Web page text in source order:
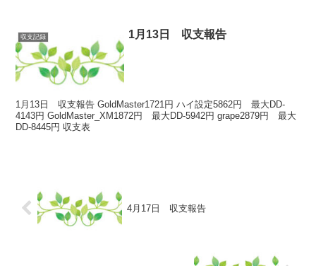
収支記録 1月13日 収支報告
1月13日 収支報告 GoldMaster1721円 ハイ設定5862円 最大DD-
4143円 GoldMaster_XM1872円 最大DD-5942円 grape2879円 最大
DD-8445円 収支表
4月17日 収支報告